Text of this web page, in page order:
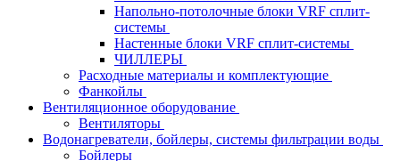
Напольно-потолочные блоки VRF сплит-
системы
Настенные блоки VRF сплит-системы
ЧИЛЛЕРЫ
Расходные материалы и комплектующие
Фанкойлы
Вентиляционное оборудование
Вентиляторы
Водонагреватели, бойлеры, системы фильтрации воды
Бойлеры